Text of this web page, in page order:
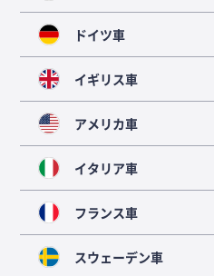
ドイツ車
イギリス車
アメリカ車
イタリア車
フランス車
スウェーデン車